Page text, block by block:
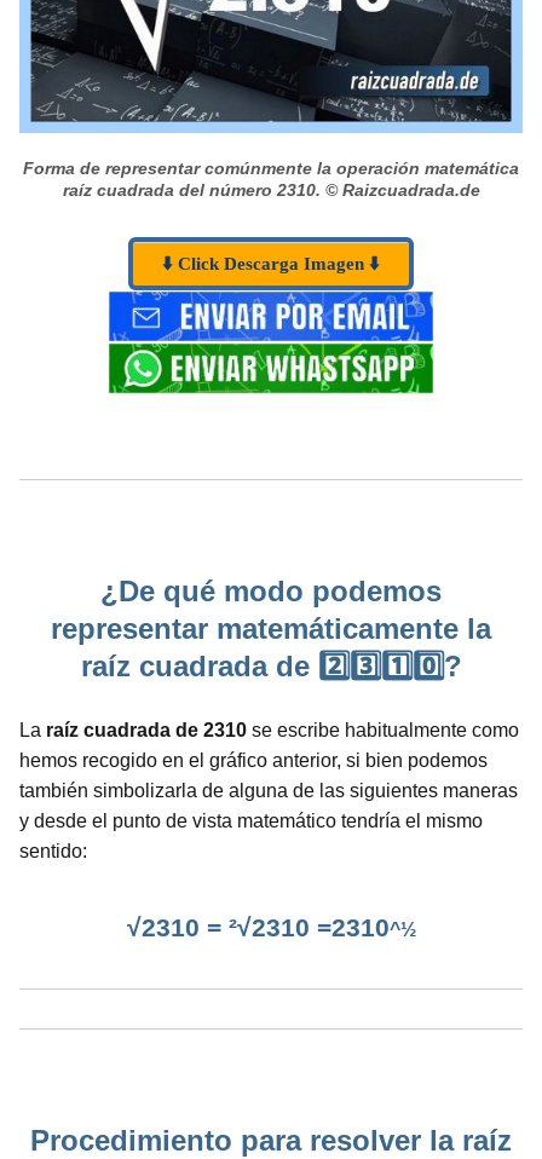
Forma de representar comúnmente la operación matemática
raíz cuadrada del número 2310. © Raizcuadrada.de
⬇️ Click Descarga Imagen ⬇️
¿De qué modo podemos
representar matemáticamente la
raíz cuadrada de 2️⃣3️⃣1️⃣0️⃣?
La raíz cuadrada de 2310 se escribe habitualmente como
hemos recogido en el gráfico anterior, si bien podemos
también simbolizarla de alguna de las siguientes maneras
y desde el punto de vista matemático tendría el mismo
sentido:
√2310 = ²√2310 =2310^½
Procedimiento para resolver la raíz